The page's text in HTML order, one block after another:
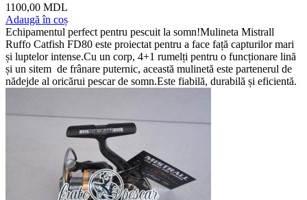
1100,00 MDL
Adaugă în coș
Echipamentul perfect pentru pescuit la somn!Mulineta Mistrall
Ruffo Catfish FD80 este proiectat pentru a face față capturilor mari
și luptelor intense.Cu un corp, 4+1 rumelți pentru o funcționare lină
și un sitem de frânare puternic, această mulinetă este partenerul de
nădejde al oricărui pescar de somn.Este fiabilă, durabilă și eficientă.